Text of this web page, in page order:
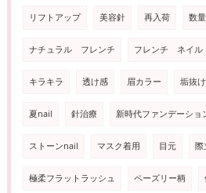
リフトアップ 美容針 再入荷 数
ナチュラル フレンチ フレンチ ネイル
キラキラ 透け感 眉カラー 垢抜
夏nail 針治療 新時代ファンデーショ
ストーンnail マスク着用 目元 際
極柔フラットラッシュ ペーズリー柄